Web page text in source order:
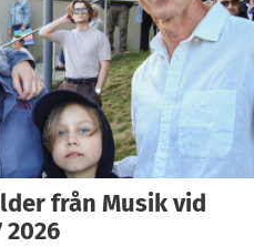
från Musik vid